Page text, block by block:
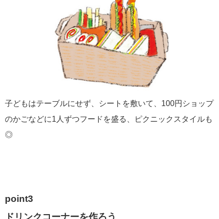
子どもはテーブルにせず、シートを敷いて、100円ショップ
のかごなどに1人ずつフードを盛る、ピクニックスタイルも
◎
point3
ドリンクコーナーを作ろう